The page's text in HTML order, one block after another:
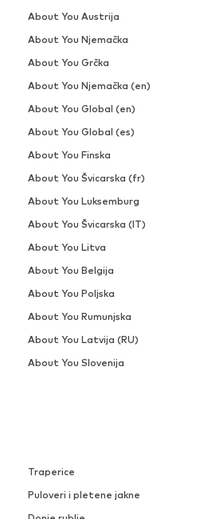
Traperice
Puloveri i pletene jakne
About You Austrija
About You Njemačka
About You Grčka
About You Njemačka (en)
About You Global (en)
About You Global (es)
About You Finska
About You Švicarska (fr)
About You Luksemburg
About You Švicarska (IT)
About You Litva
About You Belgija
About You Poljska
About You Rumunjska
About You Latvija (RU)
About You Slovenija